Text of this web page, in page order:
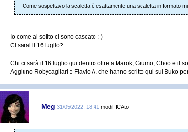
Come sospettavo la scaletta è esattamente una scaletta in formato
Io come al solito ci sono cascato :-)
Ci sarai il 16 luglio?
Chi ci sarà il 16 luglio qui dentro oltre a Marok, Grumo, Choo e il
Aggiuno Robycagliari e Flavio A. che hanno scritto qui sul Buko
Meg 31/05/2022, 18:41 modiFICAto